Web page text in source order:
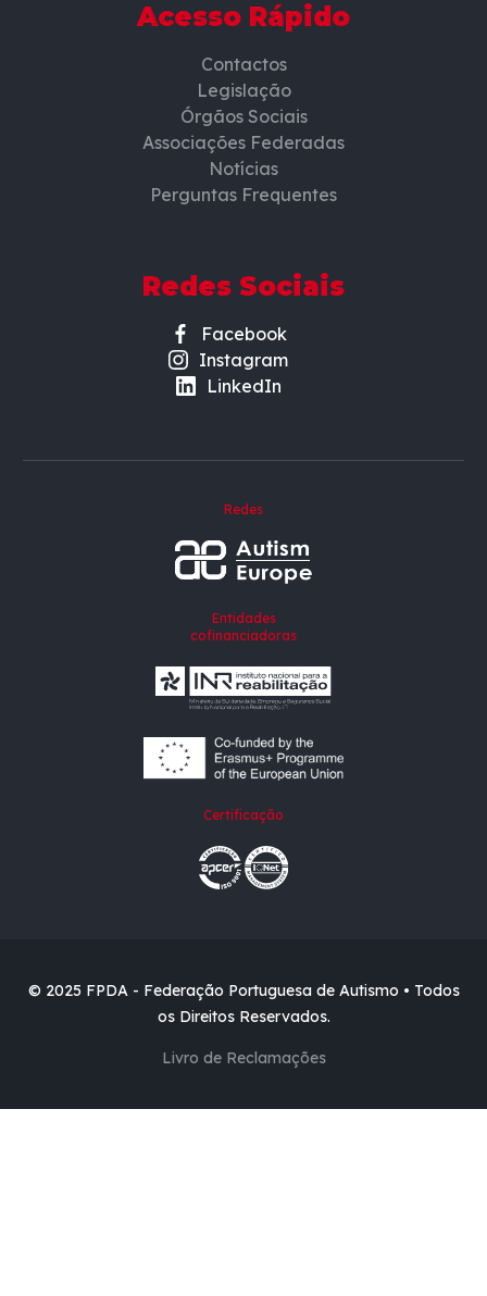
Acesso Rápido
Contactos
Legislação
Órgãos Sociais
Associações Federadas
Notícias
Perguntas Frequentes
Redes Sociais
Facebook
Instagram
LinkedIn
Redes
Entidades
cofinanciadoras
Certificação
© 2025 FPDA - Federação Portuguesa de Autismo • Todos
os Direitos Reservados.
Livro de Reclamações